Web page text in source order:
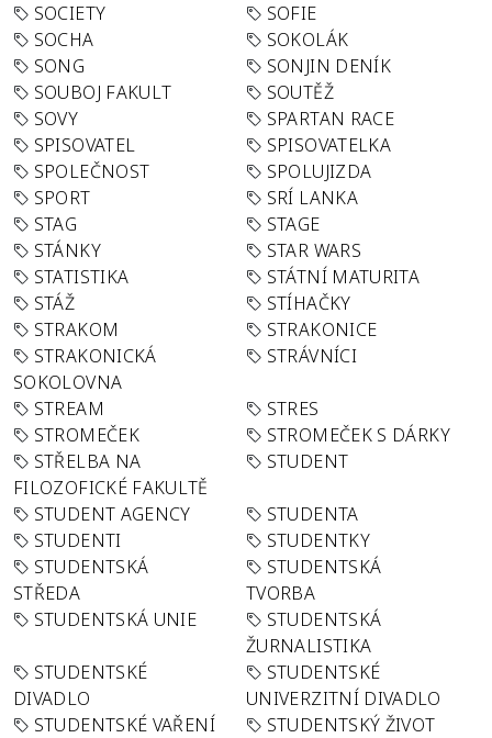
SOCIETY
SOFIE
SOCHA
SOKOLÁK
SONG
SONJIN DENÍK
SOUBOJ FAKULT
SOUTĚŽ
SOVY
SPARTAN RACE
SPISOVATEL
SPISOVATELKA
SPOLEČNOST
SPOLUJIZDA
SPORT
SRÍ LANKA
STAG
STAGE
STÁNKY
STAR WARS
STATISTIKA
STÁTNÍ MATURITA
STÁŽ
STÍHAČKY
STRAKOM
STRAKONICE
STRAKONICKÁ
SOKOLOVNA
STRÁVNÍCI
STREAM
STRES
STROMEČEK
STROMEČEK S DÁRKY
STŘELBA NA
FILOZOFICKÉ FAKULTĚ
STUDENT
STUDENT AGENCY
STUDENTA
STUDENTI
STUDENTKY
STUDENTSKÁ
STŘEDA
STUDENTSKÁ
TVORBA
STUDENTSKÁ UNIE
STUDENTSKÁ
ŽURNALISTIKA
STUDENTSKÉ
DIVADLO
STUDENTSKÉ
UNIVERZITNÍ DIVADLO
STUDENTSKÉ VAŘENÍ
STUDENTSKÝ ŽIVOT